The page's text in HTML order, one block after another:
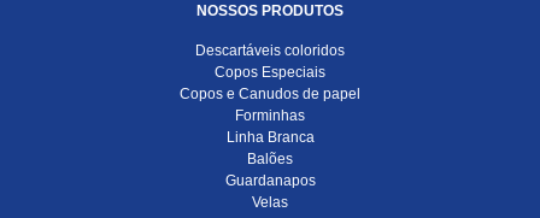
NOSSOS PRODUTOS
Descartáveis coloridos
Copos Especiais
Copos e Canudos de papel
Forminhas
Linha Branca
Balões
Guardanapos
Velas